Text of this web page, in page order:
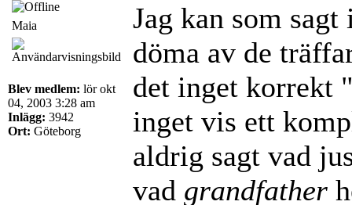
Maia
Blev medlem: lör okt
04, 2003 3:28 am
Inlägg: 3942
Ort: Göteborg
Jag kan som
döma av de
det inget korrekt
inget vis ett
aldrig sagt vad
vad grandfather